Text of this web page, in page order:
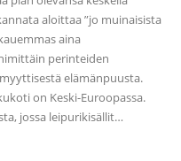
aloittaa ”jo muinaisista
aina
perinteiden
elämänpuusta.
on Keski-Euroopassa.
jossa leipurikisällit…